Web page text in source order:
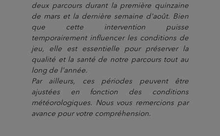
deux parcours durant la première quinzaine
de mars et la dernière semaine d'août. Bien
que cette intervention puisse
temporairement influencer les conditions de
jeu, elle est essentielle pour préserver la
qualité et la santé de notre parcours tout au
long de l'année.
Par ailleurs, ces périodes peuvent être
ajustées en fonction des conditions
météorologiques. Nous vous remercions par
avance pour votre compréhension.